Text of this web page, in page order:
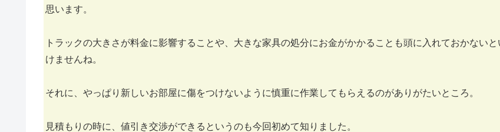
思います。
トラックの大きさが料金に影響することや、大きな家具の処分にお金がかかることも頭に入れておかないと
けませんね。
それに、やっぱり新しいお部屋に傷をつけないように慎重に作業してもらえるのがありがたいところ。
見積もりの時に、値引き交渉ができるというのも今回初めて知りました。